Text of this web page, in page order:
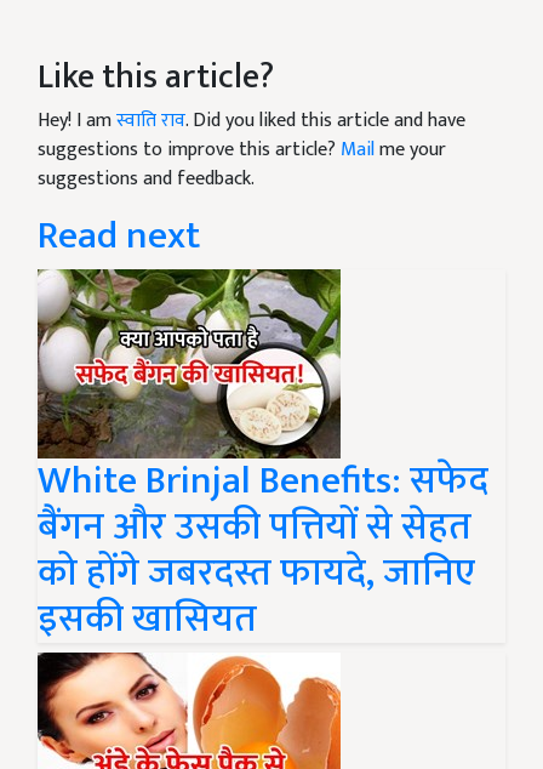
Like this article?
Hey! I amस्वाति राव. Did you liked this article and have
suggestions to improve this article? Mailme your
suggestions and feedback.
Read next
White Brinjal Benefits: सफेद
बैंगन और उसकी पत्तियों से सेहत
को होंगे जबरदस्त फायदे, जानिए
इसकी खासियत